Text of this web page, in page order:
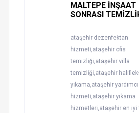
MALTEPE İNŞAAT
SONRASI
ataşehir dezenfektan
hizmeti,ataşehir ofis
temizliği,ataşehir villa
temizliği,ataşehir
yıkama,ataşehir
hizmeti,ataşehir yıkama
hizmetleri,ataşehir en